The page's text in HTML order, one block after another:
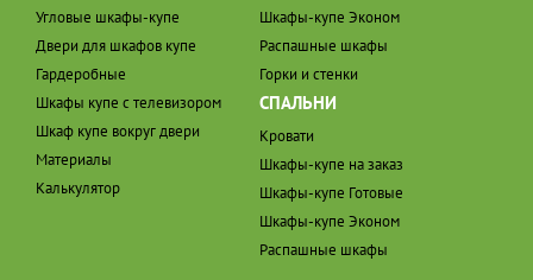
Угловые шкафы-купе
Двери для шкафов купе
Гардеробные
Шкафы купе с телевизором
Шкаф купе вокруг двери
Материалы
Калькулятор
Шкафы-купе Эконом
Распашные шкафы
Горки и стенки
СПАЛЬНИ
Кровати
Шкафы-купе на заказ
Шкафы-купе Готовые
Шкафы-купе Эконом
Распашные шкафы